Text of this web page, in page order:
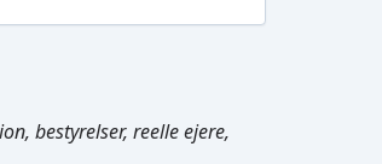
bestyrelser, reelle ejere,